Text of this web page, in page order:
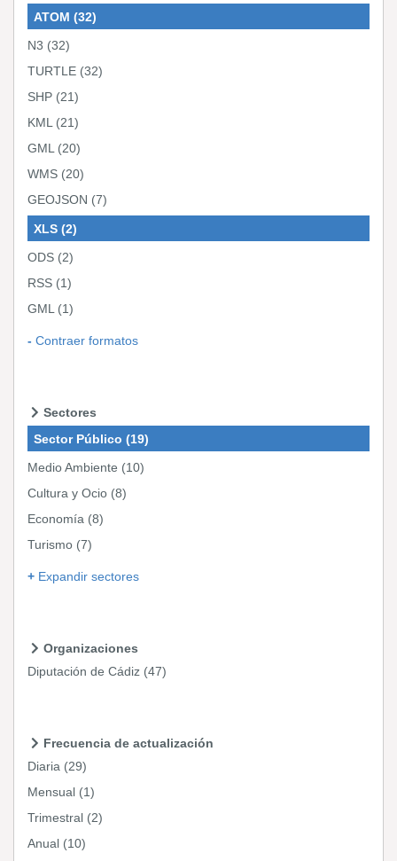
ATOM (32)
N3 (32)
TURTLE (32)
SHP (21)
KML (21)
GML (20)
WMS (20)
GEOJSON (7)
XLS (2)
ODS (2)
RSS (1)
GML (1)
Contraer formatos
Sectores
Sector Público (19)
Medio Ambiente (10)
Cultura y Ocio (8)
Economía (8)
Turismo (7)
Expandir sectores
Organizaciones
Diputación de Cádiz (47)
Frecuencia de actualización
Diaria (29)
Mensual (1)
Trimestral (2)
Anual (10)